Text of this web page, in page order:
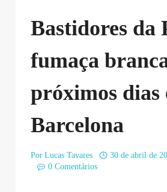
Bastidores da
fumaça
próximos dias
Barcelona
Por Lucas Tavares
30 de abril de
0 Comentários